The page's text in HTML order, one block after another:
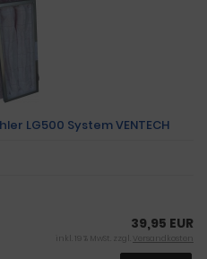
LG500 System VENTECH
39,95 EUR
inkl. 19 % MwSt. zzgl. Versandkosten